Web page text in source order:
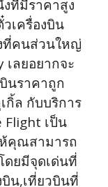
ที่มีราคาสูง
เครื่องบิน
ที่คนส่วนใหญ่
ลยอยากจะ
นราคาถูก
กิ้ล กับบริการ
Flight เป็น
คุณสามารถ
ดยมีจุดเด่นที่
น,เที่ยวบินที่